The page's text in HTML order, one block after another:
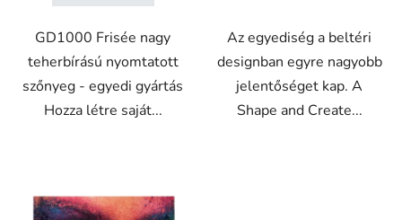
GD1000 Frisée nagy
teherbírású nyomtatott
szőnyeg - egyedi gyártás
Hozza létre saját...
Az egyediség a beltéri
designban egyre nagyobb
jelentőséget kap. A
Shape and Create...